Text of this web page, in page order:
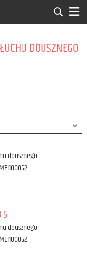
DOUSZNEGO
dousznego
5
dousznego